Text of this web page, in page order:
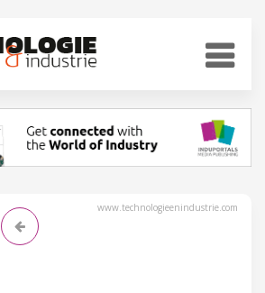
www.technologieenindustrie.com